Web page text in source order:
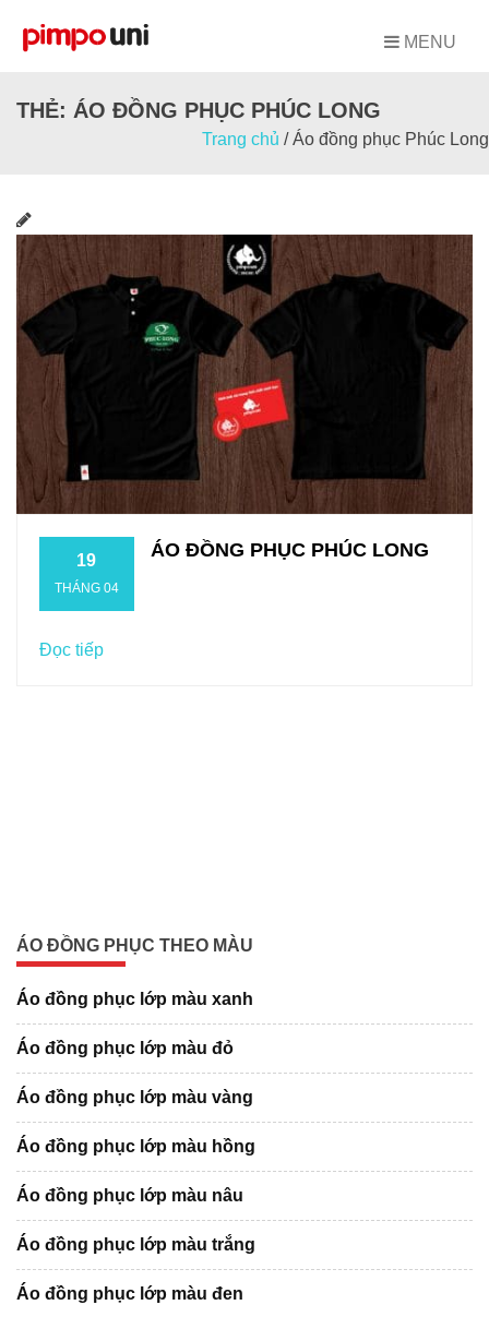
MENU
THẺ: ÁO ĐỒNG PHỤC PHÚC LONG
Trang chủ /Áo đồng phục Phúc Long
19
THÁNG 04
ÁO ĐỒNG PHỤC PHÚC LONG
Đọc tiếp
ÁO ĐỒNG PHỤC THEO MÀU
Áo đồng phục lớp màu xanh
Áo đồng phục lớp màu đỏ
Áo đồng phục lớp màu vàng
Áo đồng phục lớp màu hồng
Áo đồng phục lớp màu nâu
Áo đồng phục lớp màu trắng
Áo đồng phục lớp màu đen